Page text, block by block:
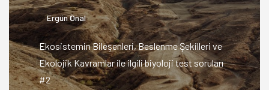
Ergün Önal
Ekosistemin Bileşenleri, Beslenme Şekilleri ve
Ekolojik Kavramlar ile ilgili biyoloji test soruları
#2